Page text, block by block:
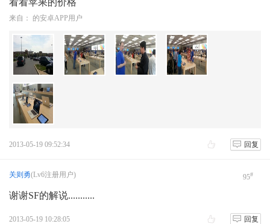
看看苹果的价格
来自： 的安卓APP用户
2013-05-19 09:52:34 回复
关则勇(Lv6注册用户) 95#
谢谢SF的解说...........
2013-05-19 10:28:05 回复